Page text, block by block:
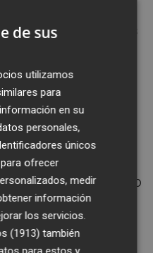
hará todos los
varias
el
mundiales han
secretario de Estado
que se
triste y
contra la vida
de sus
utilizamos
para
en su
personales,
únicos
ofrecer
medir
información
los servicios.
(1913) también